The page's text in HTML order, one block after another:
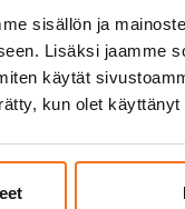
sisällön ja
Lisäksi jaamme
käytät
kun olet käyttänyt